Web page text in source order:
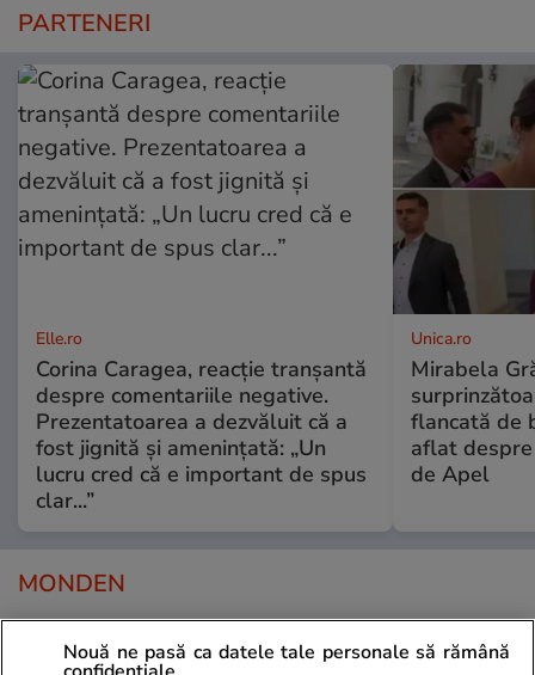
PARTENERI
Elle.ro
Corina Caragea, reacție tranșantă
despre comentariile negative.
Prezentatoarea a dezvăluit că a
fost jignită și amenințată: „Un
lucru cred că e important de spus
clar...”
Unica.ro
Mirabela
flancată de
aflat
de Apel
MONDEN
Nouă ne pasă ca datele tale personale să rămână